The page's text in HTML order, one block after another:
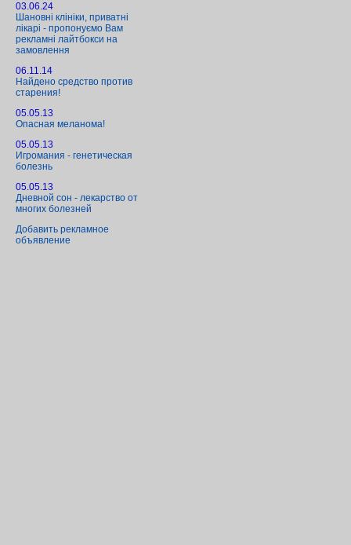
03.06.24
Шановні клініки, приватні
лікарі - пропонуємо Вам
рекламні лайтбокси на
замовлення
06.11.14
Найдено средство против
старения!
05.05.13
Опасная меланома!
05.05.13
Игромания - генетическая
болезнь
05.05.13
Дневной сон - лекарство от
многих болезней
Добавить рекламное
объявление